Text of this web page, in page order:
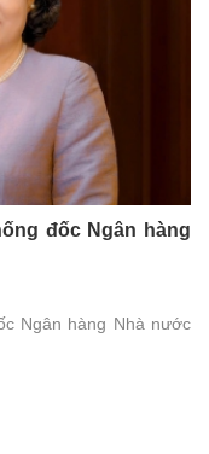
đốc Ngân hàng
Ngân hàng Nhà nước